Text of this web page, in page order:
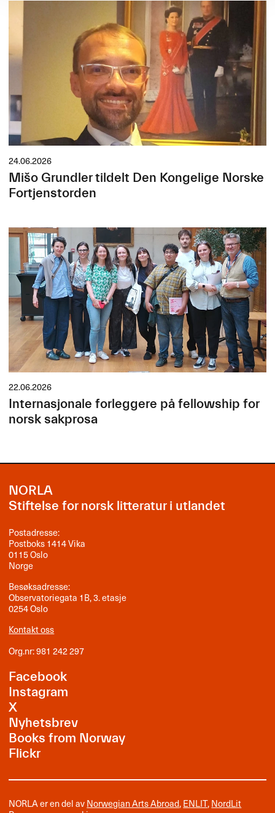
24.06.2026
Mišo Grundler tildelt Den Kongelige Norske
Fortjenstorden
22.06.2026
Internasjonale forleggere på fellowship for
norsk sakprosa
NORLA
Stiftelse for norsk litteratur i utlandet
Postadresse:
Postboks 1414 Vika
0115 Oslo
Norge
Besøksadresse:
Observatoriegata 1B, 3. etasje
0254 Oslo
Kontakt oss
Org.nr: 981 242 297
Facebook
Instagram
X
Nyhetsbrev
Books from Norway
Flickr
NORLA er en del avNorwegian Arts Abroad,ENLIT,NordLit